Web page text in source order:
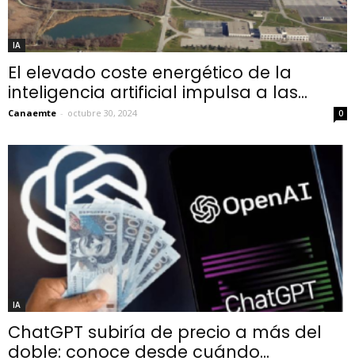
IA
El elevado coste energético de la
inteligencia artificial impulsa a las...
Canaemte - octubre 30, 2024 0
IA
ChatGPT subiría de precio a más del
doble: conoce desde cuándo...